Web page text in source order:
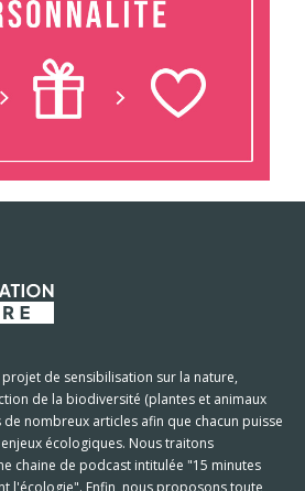
de sensibilisation sur la nature,
de la biodiversité (plantes et animaux
nombreux articles afin que chacun puisse
écologiques. Nous traitons
chaine de podcast intitulée "15 minutes